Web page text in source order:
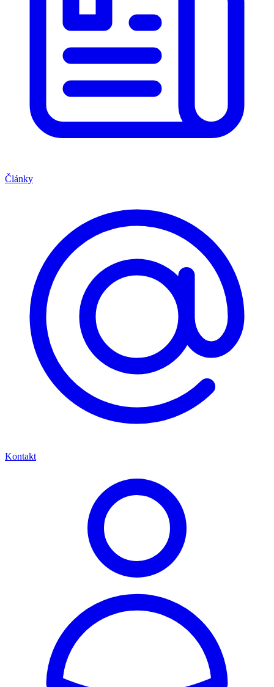
Články
Kontakt